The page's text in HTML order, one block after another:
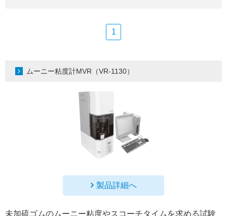
1
ムーニー粘度計MVR（VR-1130）
製品詳細へ
未加硫ゴムのムーニー粘度やスコーチタイムを求める試験